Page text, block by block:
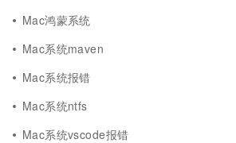
Mac鸿蒙系统
Mac系统maven
Mac系统报错
Mac系统ntfs
Mac系统vscode报错